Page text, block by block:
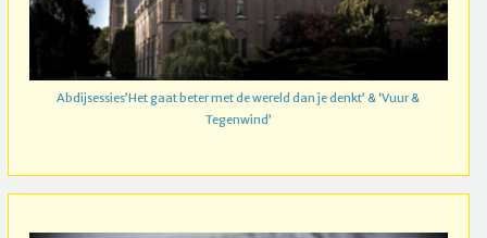
Abdijsessies’Het gaat beter met de wereld dan je denkt’ & ‘Vuur &
Tegenwind’